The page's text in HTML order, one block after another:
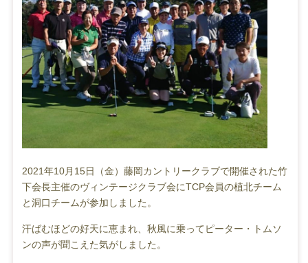
2021年10月15日（金）藤岡カントリークラブで開催された竹
下会長主催のヴィンテージクラブ会にTCP会員の植北チーム
と洞口チームが参加しました。
汗ばむほどの好天に恵まれ、秋風に乗ってピーター・トムソ
ンの声が聞こえた気がしました。